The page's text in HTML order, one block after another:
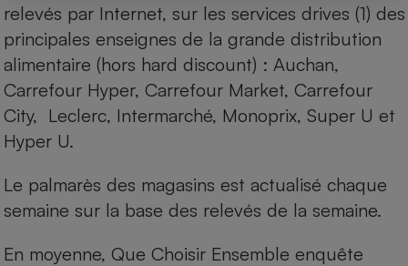
relevés par Internet, sur les services drives (1) des
principales enseignes de la grande distribution
alimentaire (hors hard discount) : Auchan,
Carrefour Hyper, Carrefour Market, Carrefour
City, Leclerc, Intermarché, Monoprix, Super U et
Hyper U.
Le palmarès des magasins est actualisé chaque
semaine sur la base des relevés de la semaine.
En moyenne, Que Choisir Ensemble enquête